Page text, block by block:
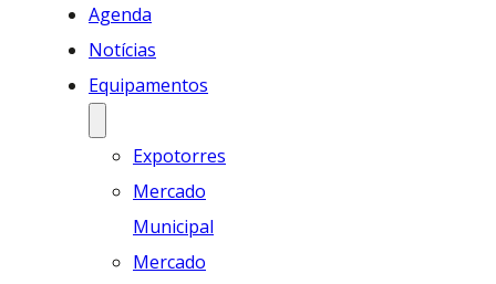
Agenda
Notícias
Equipamentos
Expotorres
Mercado
Municipal
Mercado